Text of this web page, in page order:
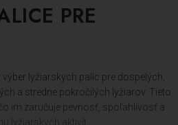
PRE
lyžiarskych palíc pre dospelých,
a stredne pokročilých lyžiarov. Tieto
im zaručuje pevnosť, spoľahlivosť a
lyžiarskych aktivít.